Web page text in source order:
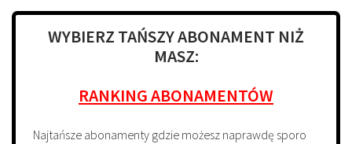
WYBIERZ TAŃSZY ABONAMENT NIŻ
MASZ:
RANKING ABONAMENTÓW
Najtańsze abonamenty gdzie możesz naprawdę sporo